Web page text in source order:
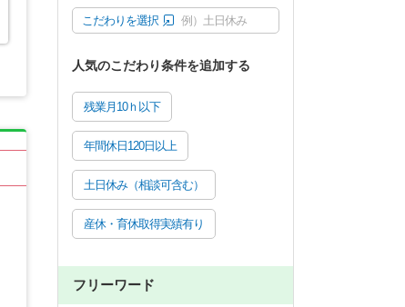
こだわりを選択 例）土日休み
人気のこだわり条件を追加する
残業月10ｈ以下
年間休日120日以上
土日休み（相談可含む）
産休・育休取得実績有り
フリーワード